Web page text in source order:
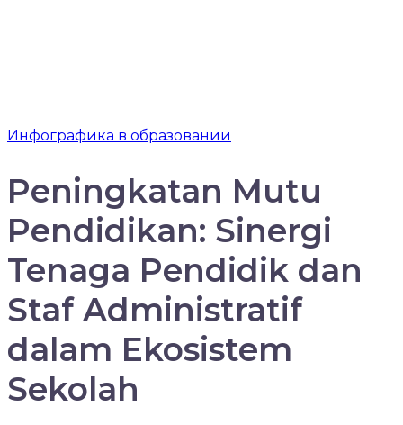
Инфографика в образовании
Peningkatan Mutu
Pendidikan: Sinergi
Tenaga Pendidik dan
Staf Administratif
dalam Ekosistem
Sekolah